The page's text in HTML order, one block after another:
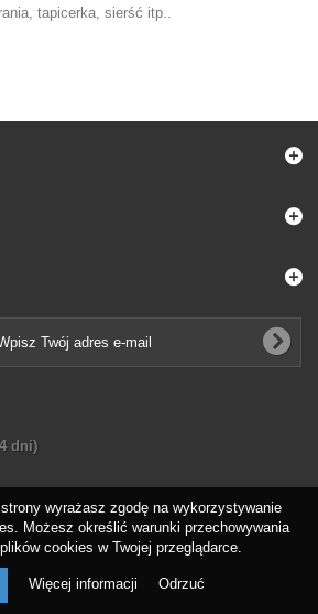
tapicerka, sierść itp..
wyrażasz zgodę na wykorzystywanie
Możesz określić warunki przechowywania
cookies w Twojej przeglądarce.
Więcej informacji Odrzuć
dni)